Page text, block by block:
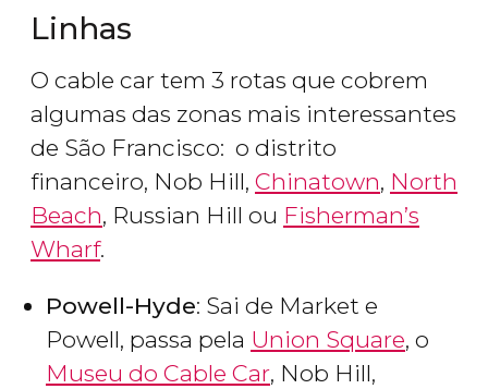
Linhas
O cable car tem 3 rotas que cobrem
algumas das zonas mais interessantes
de São Francisco: o distrito
financeiro, Nob Hill, Chinatown, North
Beach, Russian Hill ou Fisherman’s
Wharf.
Powell-Hyde: Sai de Market e
Powell, passa pela Union Square, o
Museu do Cable Car, Nob Hill,